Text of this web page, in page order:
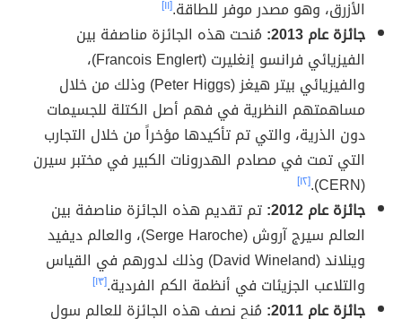
الأزرق، وهو مصدر موفر للطاقة.[١١]
جائزة عام 2013:
مُنحت هذه الجائزة مناصفة بين
الفيزيائي فرانسو إنغليرت (Francois Englert)،
والفيزيائي بيتر هيغز (Peter Higgs) وذلك من خلال
مساهمتهم النظرية في فهم أصل الكتلة للجسيمات
دون الذرية، والتي تم تأكيدها مؤخراً من خلال التجارب
التي تمت في مصادم الهدرونات الكبير في مختبر سيرن
(CERN).
[١٢]
جائزة عام 2012:
تم تقديم هذه الجائزة مناصفة بين
العالم سيرج آروش (Serge Haroche)، والعالم ديفيد
وينلاند (David Wineland) وذلك لدورهم في القياس
والتلاعب الجزيئات في أنظمة الكم الفردية.[١٣]
جائزة عام 2011:
مُنح نصف هذه الجائزة للعالم سول